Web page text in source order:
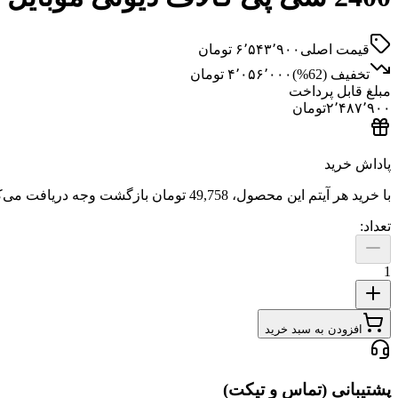
قیمت اصلی ۶٬۵۴۳٬۹۰۰ تومان
تخفیف (62
%)۴٬۰۵۶٬۰۰۰ تومان
مبلغ قابل پرداخت
۲٬۴۸۷٬۹۰۰تومان
پاداش خرید
با خرید هر آیتم این محصول، 49,758 تومان بازگشت وجه دریافت
تعداد:
1
افزودن به سبد خرید
پشتیبانی (تماس و تیکت)